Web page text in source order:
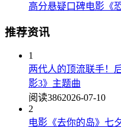
高分悬疑口碑电影《
推荐资讯
1
两代人的顶流联手！
影3》主题曲
阅读3862026-07-10
2
电影《去你的岛》七